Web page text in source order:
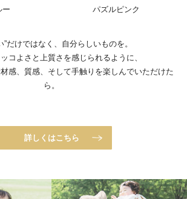
ー パズルピンク
”だけではなく、自分らしいものを。
コよさと上質さを感じられるように、
感、質感、そして手触りを楽しんでいただけた
ら。
詳しくはこちら